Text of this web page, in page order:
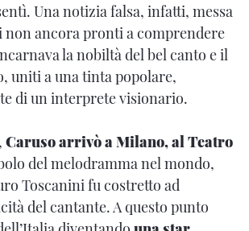
Una notizia falsa, infatti, messa
ancora pronti a comprendere
la nobiltà del bel canto e il
uniti a una tinta popolare,
di un interprete visionario.
Caruso arrivò a Milano, al Teatro
del melodramma nel mondo,
Toscanini fu costretto ad
del cantante. A questo punto